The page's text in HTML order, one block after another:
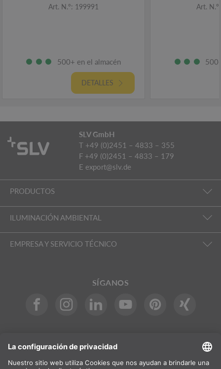
Art. N.º: 199991
500+ en el almacén
DETALLES
Art.
SLV GmbH
T +49 (0)2451 – 4833 – 355
F +49 (0)2451 – 4833 – 179
E export@slv.de
PRODUCTOS
ILUMINACIÓN AMBIENTAL
EMPRESA Y SERVICIO TÉCNICO
SÍGANOS